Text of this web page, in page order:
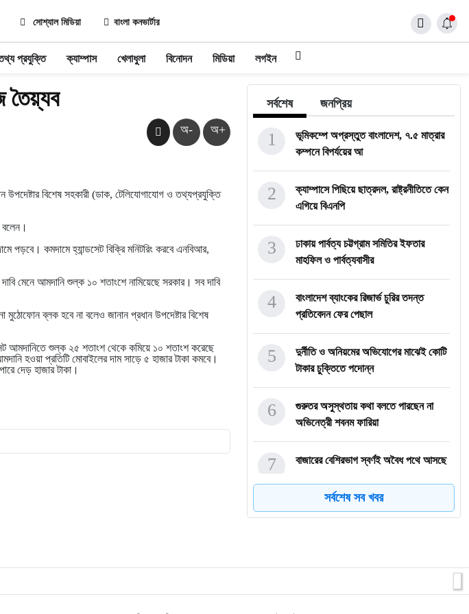
সোশ্যাল মিডিয়া বাংলা কনভার্টার
প্রযুক্তি ক্যাম্পাস খেলাধুলা বিনোদন মিডিয়া লগইন
তৈয়্যব
অ- অ+
উপদেষ্টার বিশেষ সহকারী (ডাক, টেলিযোগাযোগ ও তথ্যপ্রযুক্তি
বলেন।
কমদামে হ্যান্ডসেট বিক্রি মনিটরিং করবে এনবিআর,
মেনে আমদানি শুল্ক ১০ শতাংশে নামিয়েছে সরকার। সব দাবি
ব্লক হবে না বলেও জানান প্রধান উপদেষ্টার বিশেষ
আমদানিতে শুল্ক ২৫ শতাংশ থেকে কমিয়ে ১০ শতাংশ করেছে
হওয়া প্রতিটি মোবাইলের দাম সাড়ে ৫ হাজার টাকা কমবে।
দেড় হাজার টাকা।
সর্বশেষ জনপ্রিয়
ভূমিকম্পে অপ্রস্তুত বাংলাদেশ, ৭.৫ মাত্রার
কম্পনে বিপর্যয়ের আ
1
ক্যাম্পাসে পিছিয়ে ছাত্রদল, রাষ্ট্রনীতিতে কেন
এগিয়ে বিএনপি
2
ঢাকায় পার্বত্য চট্টগ্রাম সমিতির ইফতার
মাহফিল ও পার্বত্যবাসীর
3
বাংলাদেশ ব্যাংকের রিজার্ভ চুরির তদন্ত
প্রতিবেদন ফের পেছাল
4
দুর্নীতি ও অনিয়মের অভিযোগের মাঝেই কোটি
টাকার চুক্তিতে পদোন্ন
5
গুরুতর অসুস্থতায় কথা বলতে পারছেন না
অভিনেত্রী শবনম ফারিয়া
6
বাজারের বেশিরভাগ স্বর্ণই অবৈধ পথে আসছে
7
প্রধান উপদেষ্টার সঙ্গে তারেক রহমানের দেড়
8
9
সর্বশেষ সব খবর